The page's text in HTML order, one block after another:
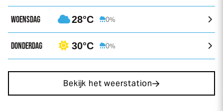
WOENSDAG 28°C 0%
DONDERDAG 30°C 0%
Bekijk het weerstation